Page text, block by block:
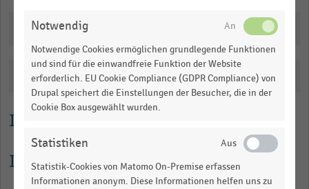
Lesehilfe
Informationen zur Statistik
Katalogisierung
Notwendig
Notwendige Cookies ermöglichen grundlegende Funktionen
und sind für die einwandfreie Funktion der Website
erforderlich. EU Cookie Compliance (GDPR Compliance) von
Drupal speichert die Einstellungen der Besucher, die in der
Cookie Box ausgewählt wurden.
Statistiken
Statistik-Cookies von Matomo On-Premise erfassen
Informationen anonym. Diese Informationen helfen uns zu